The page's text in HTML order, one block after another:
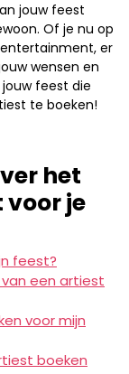
jouw feest
Of je nu op
er
wensen en
feest die
te boeken!
het
voor je
feest?
een artiest
voor mijn
boeken